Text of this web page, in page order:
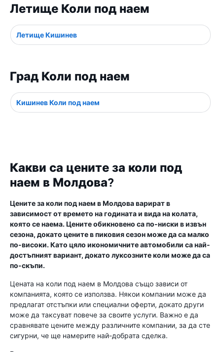
Летище Коли под наем
Летище Кишинев
Град Коли под наем
Кишинев Коли под наем
Какви са цените за коли под
наем в Молдова?
Цените за коли под наем в Молдова варират в
зависимост от времето на годината и вида на колата,
която се наема. Цените обикновено са по-ниски в извън
сезона, докато цените в пиковия сезон може да са малко
по-високи. Като цяло икономичните автомобили са най-
достъпният вариант, докато луксозните коли може да са
по-скъпи.
Цената на коли под наем в Молдова също зависи от
компанията, която се използва. Някои компании може да
предлагат отстъпки или специални оферти, докато други
може да таксуват повече за своите услуги. Важно е да
сравнявате цените между различните компании, за да сте
сигурни, че ще намерите най-добрата сделка.